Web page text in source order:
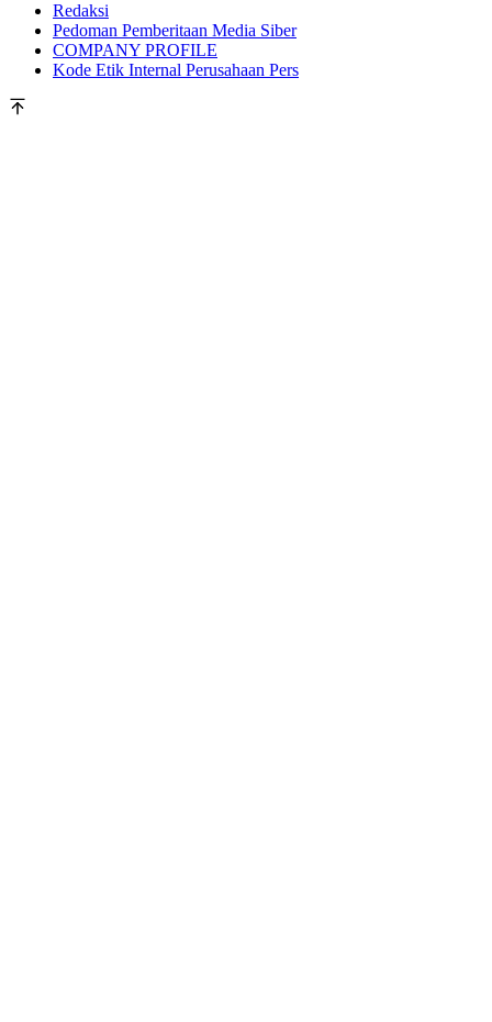
Redaksi
Pedoman Pemberitaan Media Siber
COMPANY PROFILE
Kode Etik Internal Perusahaan Pers